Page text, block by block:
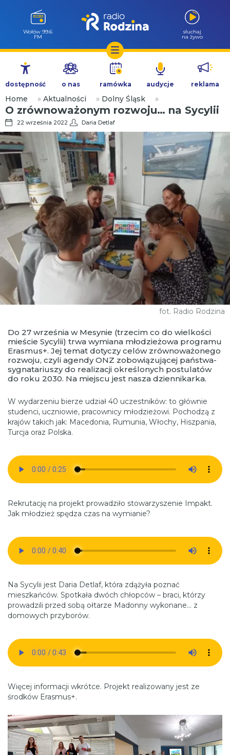
Przejdź
treści
Wołów 99.6
FM
słuchaj
na żywo
dostępność o nas ramówka audycje reklama
Home » Aktualności » Dolny Śląsk »
O zrównoważonym rozwoju… na Sycylii
22 września 2022 Daria Detlaf
fot. Radio Rodzina
Do 27 września w Mesynie (trzecim co do wielkości
mieście Sycylii) trwa wymiana młodzieżowa programu
Erasmus+. Jej temat dotyczy celów zrównoważonego
rozwoju, czyli agendy ONZ zobowiązującej państwa-
sygnatariuszy do realizacji określonych postulatów
do roku 2030. Na miejscu jest nasza dziennikarka.
W wydarzeniu bierze udział 40 uczestników: to głównie
studenci, uczniowie, pracownicy młodzieżowi. Pochodzą z
krajów takich jak: Macedonia, Rumunia, Włochy, Hiszpania,
Turcja oraz Polska.
Rekrutację na projekt prowadziło stowarzyszenie Impakt.
Jak młodzież spędza czas na wymianie?
Na Sycylii jest Daria Detlaf, która zdążyła poznać
mieszkańców. Spotkała dwóch chłopców – braci, którzy
prowadzili przed sobą ołtarze Madonny wykonane… z
domowych przyborów.
Więcej informacji wkrótce. Projekt realizowany jest ze
środków Erasmus+.